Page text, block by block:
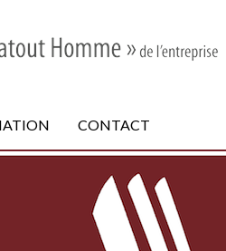
CONTACT